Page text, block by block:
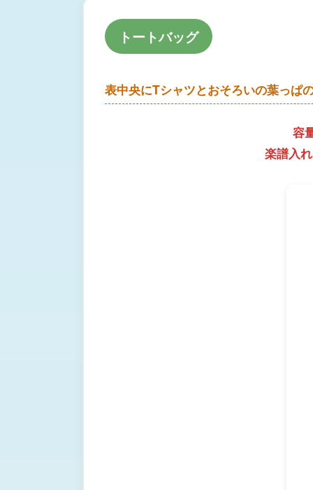
トートバッグ
表中央にTシャツとおそろいの葉っ
容
楽譜入